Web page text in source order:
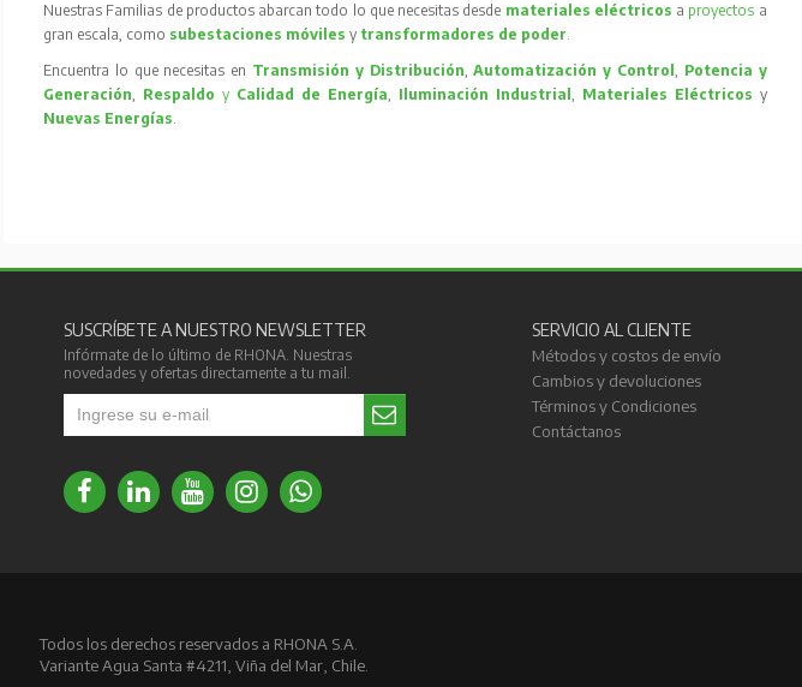
Nuestras Familias de productos abarcan todo lo que necesitas desde materiales eléctricos a proyectos a
gran escala, como subestaciones móvilesy transformadores de poder.
Encuentra lo que necesitas en Transmisión y Distribución,Automatización y Control, Potencia y
Generación, Respaldo y Calidad de Energía, Iluminación Industrial , Materiales Eléctricos y
Nuevas Energías.
SUSCRÍBETE A NUESTRO NEWSLETTER
Infórmate de lo último de RHONA. Nuestras
novedades y ofertas directamente a tu mail.
SERVICIO AL CLIENTE
Métodos y costos de envío
Cambios y devoluciones
Términos y Condiciones
Contáctanos
Todos los derechos reservados a RHONA S.A.
Variante Agua Santa #4211, Viña del Mar, Chile.